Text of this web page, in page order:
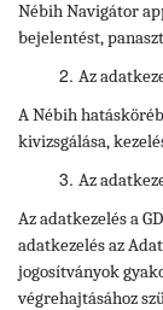
Nébih Navigátor
bejelentést,
Az
A Nébih
kivizsgálása,
Az
Az adatkezelés a
adatkezelés az
jogosítványok
végrehajtásához